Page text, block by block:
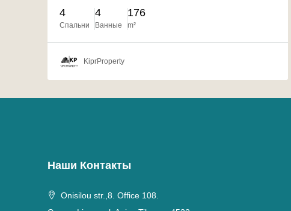
4
Спальни
4
Ванные
176
m²
KiprProperty
Наши Контакты
Onisilou str.,8. Office 108.